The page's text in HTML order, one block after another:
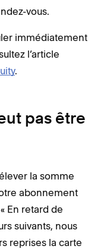
vous.
immédiatement
l’article
.
pas être
la somme
abonnement
En retard de
suivants, nous
reprises la carte